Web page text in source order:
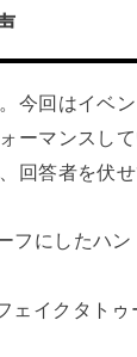
今回はイベ
ーマンスし
回答者を伏せ
フにしたハン
ェイクタトゥ